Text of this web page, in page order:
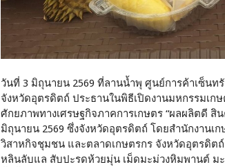
วันที่ 3 มิถุนายน 2569 ที่ลานน้ำพุ ศูนย์การค้าเซ็นท
จังหวัดอุตรดิตถ์ ประธานในพิธีเปิดงานมหกรรมเก
ศักยภาพทางเศรษฐกิจภาคการเกษตร “ผลผลิตดี สิ
มิถุนายน 2569 ซึ่งจังหวัดอุตรดิตถ์ โดยสำนักงานเ
วิสาหกิจชุมชน และตลาดเกษตรกร จังหวัดอุตรดิตถ์
หลินลับแล สับปะรดห้วยมุ่น เม็ดมะม่วงหิมพานต์ ม